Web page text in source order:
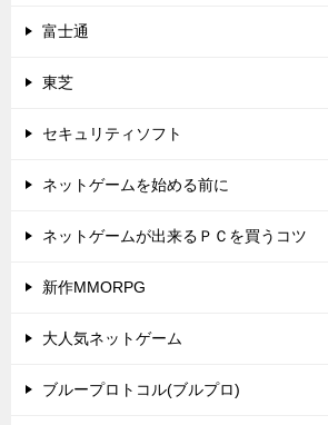
富士通
東芝
セキュリティソフト
ネットゲームを始める前に
ネットゲームが出来るＰＣを買うコツ
新作MMORPG
大人気ネットゲーム
ブループロトコル(ブルプロ)